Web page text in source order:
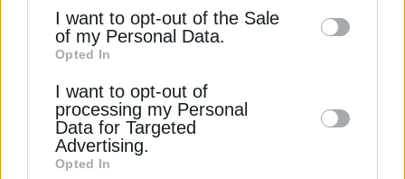
information may also be disclosed by us to
third parties on theIAB’s List of
Downstream Participants
disclose it to other third parties.
I want to opt-out of the Sale
of my Personal Data.
Opted In
I want to opt-out of
processing my Personal
Data for Targeted
Advertising.
Opted In
Masdar: Στρατηγική αγορά η Ελλάδα, γέφυρα η
ΤΕΡΝΑ Ενεργειακή για το όραμά μας
ΕΒΙΚΕΝ ΕΝΕΡΓΟΒΟΡΟΣ ΒΙΟΜΗΧΑΝΙΑ
ΘΟΔΩΡΟΣ ΣΚΥΛΑΚΑΚΗΣ